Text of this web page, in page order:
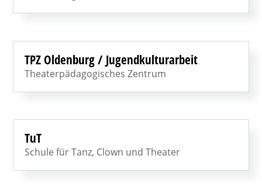
TPZ Oldenburg / Jugendkulturarbeit
Theaterpädagogisches Zentrum
TuT
Schule für Tanz, Clown und Theater